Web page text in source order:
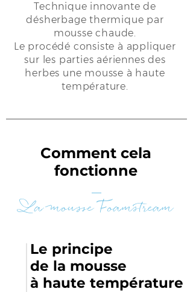
Technique innovante de
désherbage thermique par
mousse chaude.
Le procédé consiste à appliquer
sur les parties aériennes des
herbes une mousse à haute
température.
Comment cela
fonctionne
La mousse Foamstream
Le principe
de la mousse
à haute température